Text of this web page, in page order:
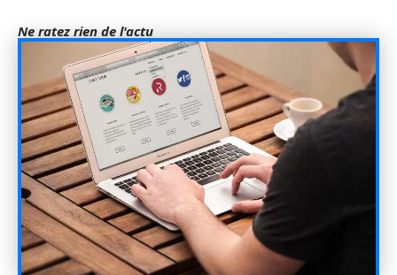
Ne ratez rien de l'actu